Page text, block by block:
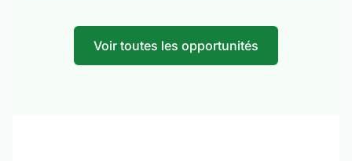
Voir toutes les opportunités